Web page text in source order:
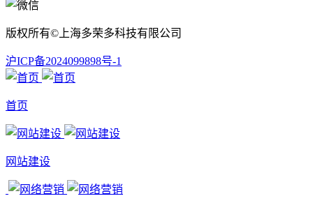
版权所有©上海多荣多科技有限公司
沪ICP备2024099898号-1
首页
网站建设